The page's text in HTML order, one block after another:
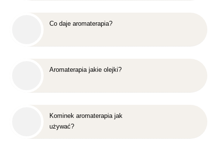
Co daje aromaterapia?
Aromaterapia jakie olejki?
Kominek aromaterapia jak
używać?